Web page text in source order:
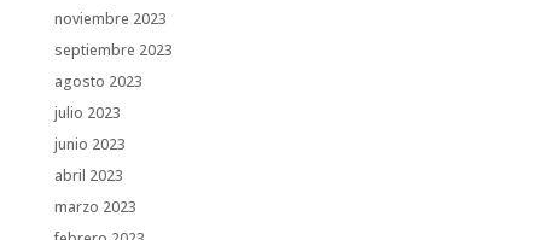
noviembre 2023
septiembre 2023
agosto 2023
julio 2023
junio 2023
abril 2023
marzo 2023